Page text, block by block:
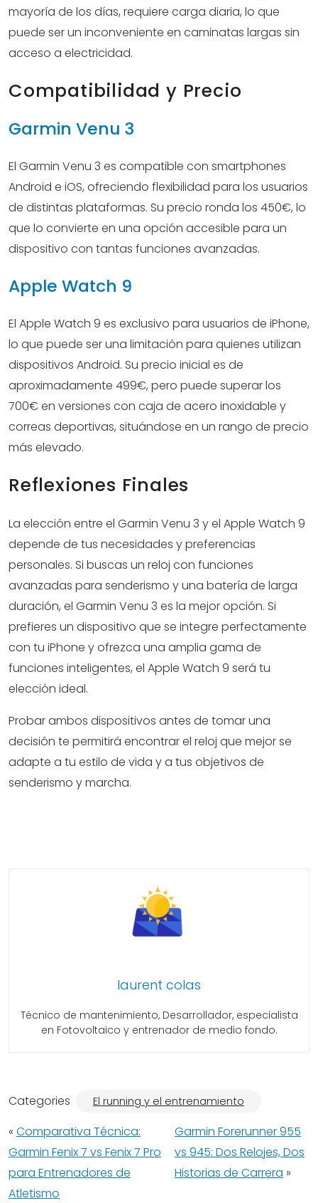
mayoría de los días, requiere carga diaria, lo que
puede ser un inconveniente en caminatas largas sin
acceso a electricidad.
Compatibilidad y Precio
Garmin Venu 3
El Garmin Venu 3 es compatible con smartphones
Android e iOS, ofreciendo flexibilidad para los usuarios
de distintas plataformas. Su precio ronda los 450€, lo
que lo convierte en una opción accesible para un
dispositivo con tantas funciones avanzadas.
Apple Watch 9
El Apple Watch 9 es exclusivo para usuarios de iPhone,
lo que puede ser una limitación para quienes utilizan
dispositivos Android. Su precio inicial es de
aproximadamente 499€, pero puede superar los
700€ en versiones con caja de acero inoxidable y
correas deportivas, situándose en un rango de precio
más elevado.
Reflexiones Finales
La elección entre el Garmin Venu 3 y el Apple Watch 9
depende de tus necesidades y preferencias
personales. Si buscas un reloj con funciones
avanzadas para senderismo y una batería de larga
duración, el Garmin Venu 3 es la mejor opción. Si
prefieres un dispositivo que se integre perfectamente
con tu iPhone y ofrezca una amplia gama de
funciones inteligentes, el Apple Watch 9 será tu
elección ideal.
Probar ambos dispositivos antes de tomar una
decisión te permitirá encontrar el reloj que mejor se
adapte a tu estilo de vida y a tus objetivos de
senderismo y marcha.
laurent colas
Técnico de mantenimiento, Desarrollador, especialista
en Fotovoltaico y entrenador de medio fondo.
Categories El running y el entrenamiento
« Comparativa Técnica:
Garmin Fenix 7 vs Fenix 7 Pro
para Entrenadores de
Atletismo
Garmin Forerunner 955
vs 945: Dos Relojes, Dos
Historias de Carrera »